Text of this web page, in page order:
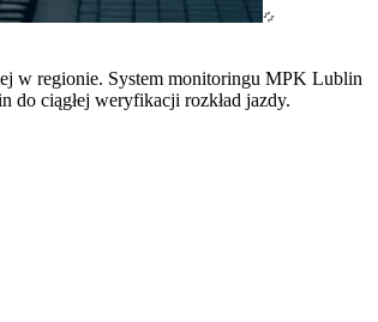
w regionie. System monitoringu MPK Lublin
do ciągłej weryfikacji rozkład jazdy.